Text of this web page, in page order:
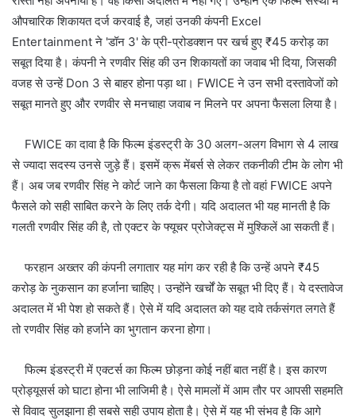
औपचारिक शिकायत दर्ज करवाई है, जहां उनकी कंपनी Excel
Entertainment ने 'डॉन 3' के प्री-प्रोडक्‍शन पर खर्च हुए ₹45 करोड़ का
सबूत दिया है। कंपनी ने रणवीर सिंह की उन शिकायतों का जवाब भी दिया, जिसकी
वजह से उन्हें Don 3 से बाहर होना पड़ा था। FWICE ने उन सभी दस्तावेजों को
सबूत मानते हुए और रणवीर से मनचाहा जवाब न मिलने पर अपना फैसला लिया है।
FWICE का दावा है कि फिल्‍म इंडस्‍ट्री के 30 अलग-अलग विभाग से 4 लाख
से ज्यादा सदस्य उनसे जुड़े हैं। इसमें क्रू मेंबर्स से लेकर तकनीकी टीम के लोग भी
हैं। अब जब रणवीर सिंह ने कोर्ट जाने का फैसला किया है तो वहां FWICE अपने
फैसले को सही साबित करने के लिए तर्क देगी। यदि अदालत भी यह मानती है कि
गलती रणवीर सिंह की है, तो एक्‍टर के फ्यूचर प्रोजेक्‍ट्स में मुश्‍क‍िलें आ सकती हैं।
फरहान अख्‍तर की कंपनी लगातार यह मांग कर रही है कि उन्‍हें अपने ₹45
करोड़ के नुकसान का हर्जाना चाहिए। उन्‍होंने खर्चों के सबूत भी दिए हैं। ये दस्‍तावेज
अदालत में भी पेश हो सकते हैं। ऐसे में यदि अदालत को यह दावे तर्कसंगत लगते हैं
तो रणवीर सिंह को हर्जाने का भुगतान करना होगा।
फिल्‍म इंडस्‍ट्री में एक्‍टर्स का फिल्‍म छोड़ना कोई नहीं बात नहीं है। इस कारण
प्रोड्यूसर्स को घाटा होना भी लाजिमी है। ऐसे मामलों में आम तौर पर आपसी सहमति
से विवाद सुलझाना ही सबसे सही उपाय होता है। ऐसे में यह भी संभव है कि आगे